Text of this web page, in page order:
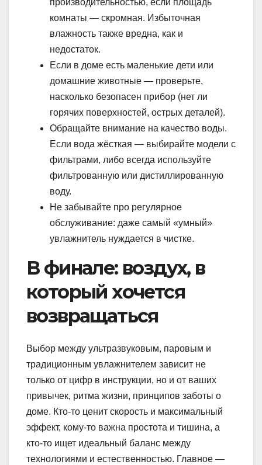
комнаты — скромная. Избыточная
влажность также вредна, как и
недостаток.
Если в доме есть маленькие дети или
домашние животные — проверьте,
насколько безопасен прибор (нет ли
горячих поверхностей, острых деталей).
Обращайте внимание на качество воды.
Если вода жёсткая — выбирайте модели с
фильтрами, либо всегда используйте
фильтрованную или дистиллированную
воду.
Не забывайте про регулярное
обслуживание: даже самый «умный»
увлажнитель нуждается в чистке.
В финале: воздух, в
который хочется
возвращаться
Выбор между ультразвуковым, паровым и
традиционным увлажнителем зависит не
только от цифр в инструкции, но и от ваших
привычек, ритма жизни, принципов заботы о
доме. Кто-то ценит скорость и максимальный
эффект, кому-то важна простота и тишина, а
кто-то ищет идеальный баланс между
технологиями и естественностью. Главное —